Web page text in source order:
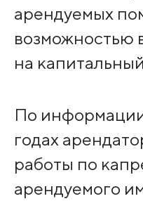
арендуемых
возможностью
на
По
годах
работы по
арендуемого